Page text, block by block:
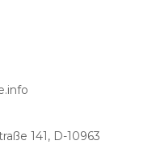
141, D-10963